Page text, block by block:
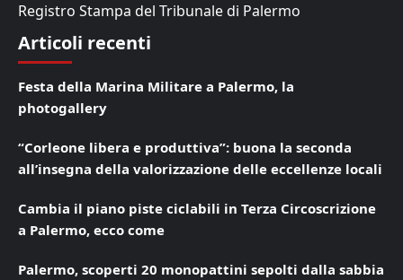
Registro Stampa del Tribunale di Palermo
Articoli recenti
Festa della Marina Militare a Palermo, la
photogallery
“Corleone libera e produttiva”: buona la seconda
all’insegna della valorizzazione delle eccellenze locali
Cambia il piano piste ciclabili in Terza Circoscrizione
a Palermo, ecco come
Palermo, scoperti 20 monopattini sepolti dalla sabbia